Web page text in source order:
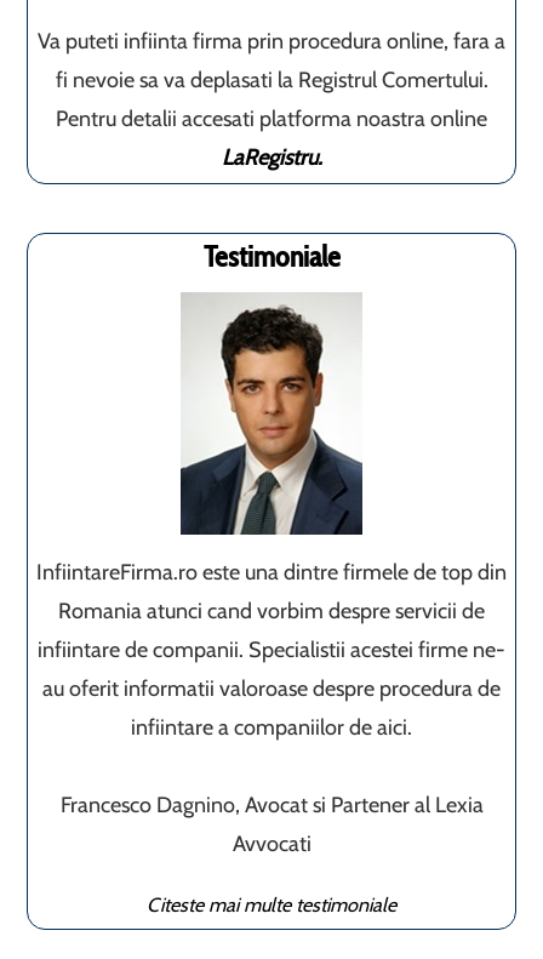
Va puteti infiinta firma prin procedura online, fara a
fi nevoie sa va deplasati la Registrul Comertului.
Pentru detalii accesati platforma noastra online
LaRegistru.
Testimoniale
InfiintareFirma.ro este una dintre firmele de top din
Romania atunci cand vorbim despre servicii de
infiintare de companii. Specialistii acestei firme ne-
au oferit informatii valoroase despre procedura de
infiintare a companiilor de aici.
Francesco Dagnino, Avocat si Partener al Lexia
Avvocati
Citeste mai multe testimoniale